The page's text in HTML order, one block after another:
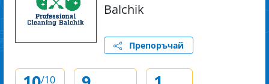
Balchik
Препоръчай
/10